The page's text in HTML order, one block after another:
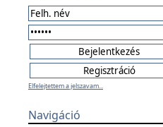
Elfelejtettem a jelszavam...
Navigáció